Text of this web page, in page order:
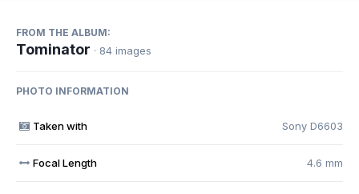
FROM THE ALBUM:
Tominator · 84 images
PHOTO INFORMATION
Taken with Sony D6603
Focal Length 4.6 mm